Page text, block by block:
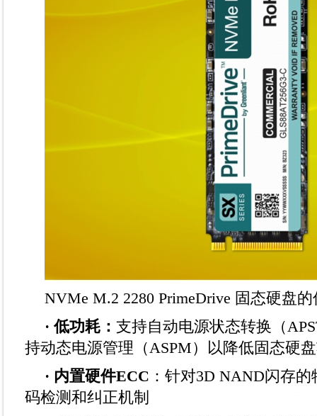
NVMe M.2 2280 PrimeDrive 固态硬盘
· 低功耗： 支持自动电源状态转换（
持动态电源管理（ASPM）以降低固态硬
· 内置硬件ECC ：针对3D NAND闪存
码检测和纠正机制